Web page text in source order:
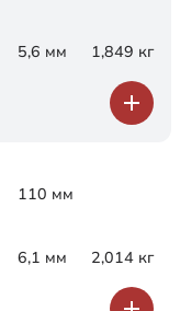
5,6 мм 1,849 кг
110 мм
6,1 мм 2,014 кг